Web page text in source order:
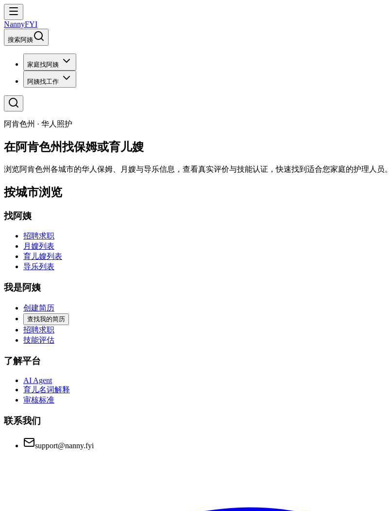
NannyFYI
搜索阿姨
家庭找阿姨
阿姨找工作
阿肯色州 · 华人照护
在阿肯色州找保姆或育儿嫂
浏览阿肯色州各城市的华人保姆、月嫂与导乐信息，查看真实评价与技能认证，快速找到适合您家庭的护理人员。
按城市浏览
找阿姨
招聘求职
月嫂列表
育儿嫂列表
导乐列表
我是阿姨
创建简历
查找我的简历
招聘求职
技能评估
了解平台
AI Agent
育儿名词解释
审核标准
联系我们
support@nanny.fyi